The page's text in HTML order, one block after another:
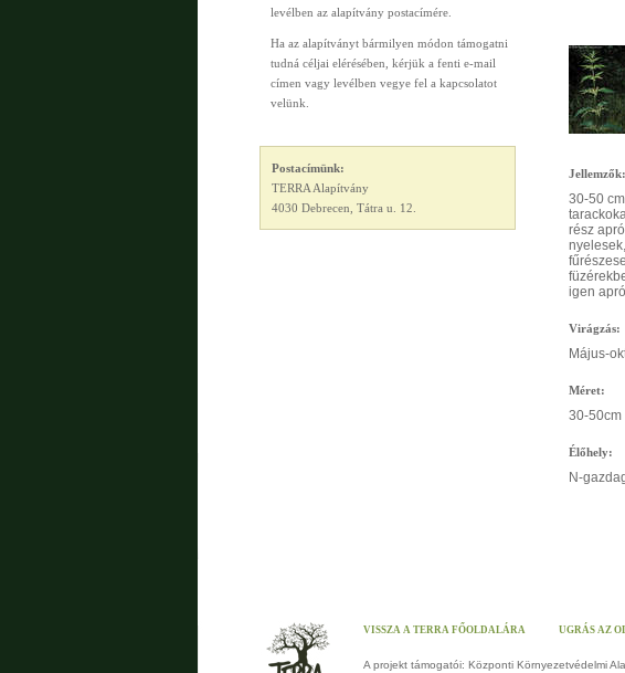
levélben az alapítvány postacímére.
Ha az alapítványt bármilyen módon támogatni
tudná céljai elérésében, kérjük a fenti e-mail
címen vagy levélben vegye fel a kapcsolatot
velünk.
Postacímünk:
TERRA Alapítvány
4030 Debrecen, Tátra u. 12.
Jellemzők:
30-50
rész
igen
Virágzás:
Május-
Méret:
30-50cm
Élőhely:
N-
VISSZA A TERRA FŐOLDALÁRA UGRÁS AZ
A projekt támogatói: Központi Környezetvédelmi